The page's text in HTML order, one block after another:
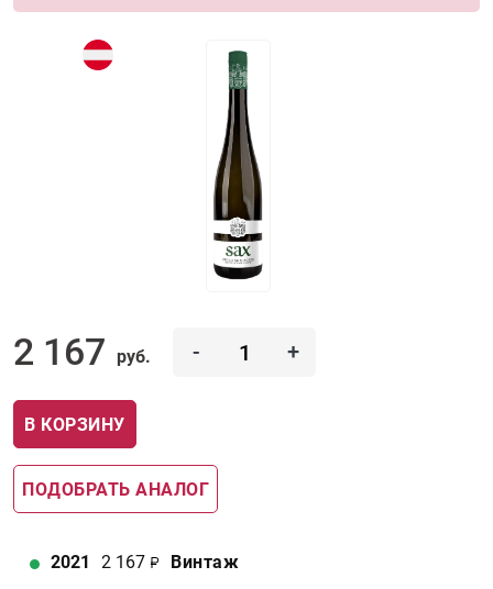
2 167 руб. - +
В КОРЗИНУ
ПОДОБРАТЬ АНАЛОГ
2021 2 167 Винтаж